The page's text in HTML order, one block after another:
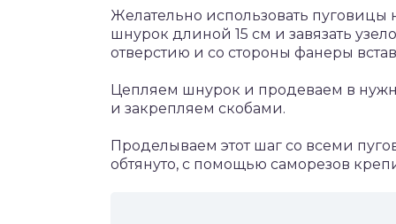
Желательно использовать
шнурок длиной 15 см и завязать
отверстию и со стороны фанеры
Цепляем шнурок и продеваем в
и закрепляем скобами.
Проделываем этот шаг со всеми
обтянуто, с помощью саморезов